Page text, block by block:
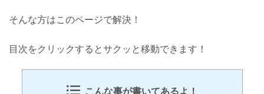
そんな方はこのページで解決！
目次をクリックするとサクッと移動できます！
こんな事が書いてあるよ！